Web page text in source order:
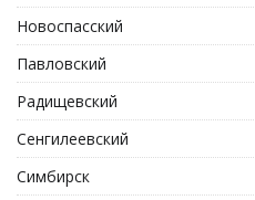
Новоспасский
Павловский
Радищевский
Сенгилеевский
Симбирск